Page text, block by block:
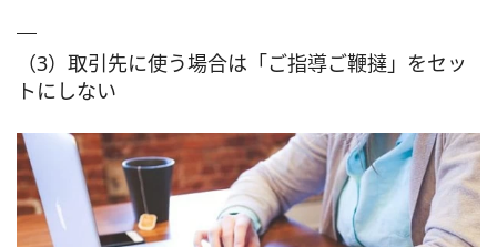
（3）取引先に使う場合は「ご指導ご鞭撻」をセッ
トにしない